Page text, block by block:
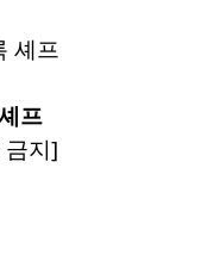
프
금지]